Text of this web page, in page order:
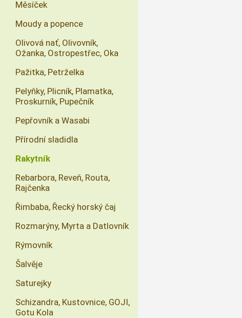
Měsíček
Moudy a popence
Olivová nať, Olivovník,
Ožanka, Ostropestřec, Oka
Pažitka, Petrželka
Pelyňky, Plicník, Plamatka,
Proskurník, Pupečník
Pepřovník a Wasabi
Přírodní sladidla
Rakytník
Rebarbora, Reveň, Routa,
Rajčenka
Řimbaba, Řecký horský čaj
Rozmarýny, Myrta a Datlovník
Rýmovník
Šalvěje
Saturejky
Schizandra, Kustovnice, GOJI,
Gotu Kola